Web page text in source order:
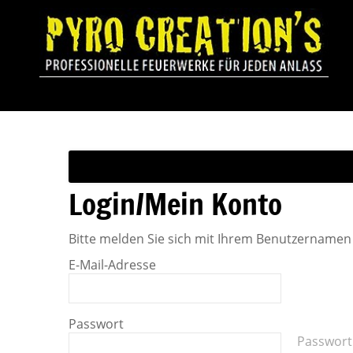
Login/Mein Konto
Bitte melden Sie sich mit Ihrem
E-Mail-Adresse
Passwort